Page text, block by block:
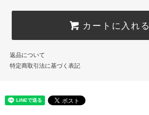
カートに入れる
返品について
特定商取引法に基づく表記